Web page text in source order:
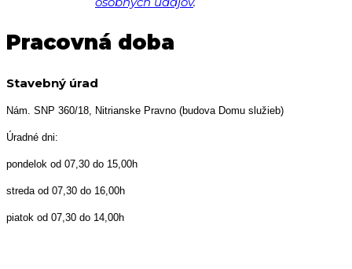
Pracovná doba
Stavebný úrad
Nám. SNP 360/18, Nitrianske Pravno (budova Domu služieb)
Úradné dni:
pondelok od 07,30 do 15,00h
streda od 07,30 do 16,00h
piatok od 07,30 do 14,00h